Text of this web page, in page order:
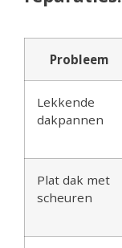
Probleem
Lekkende
dakpannen
Plat dak met
scheuren